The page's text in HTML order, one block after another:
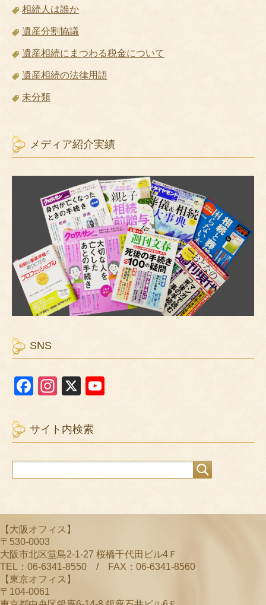
相続人は誰か
遺産分割協議
遺産相続にまつわる税金について
遺産相続の法律用語
未分類
メディア紹介実績
SNS
F
c
e
b
o
k
In
a
gr
a
m
X
T
u
b
C
a
n
n
サイト内検索
【大阪オフィス】
〒530-0003
大阪市北区堂島2-1-27 桜橋千代田ビル4Ｆ
TEL：06-6341-8550 / FAX：06-6341-8560
【東京オフィス】
〒104-0061